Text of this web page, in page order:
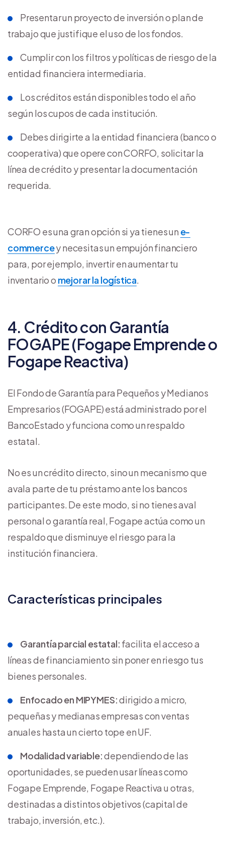
Presentar un proyecto de inversión o plan de
trabajo que justifique el uso de los fondos.
Cumplir con los filtros y políticas de riesgo de la
entidad financiera intermediaria.
Los créditos están disponibles todo el año
según los cupos de cada institución.
Debes dirigirte a la entidad financiera (banco o
cooperativa) que opere con CORFO, solicitar la
línea de crédito y presentar la documentación
requerida.
CORFO es una gran opción si ya tienes un e-
commercey necesitas un empujón financiero
para, por ejemplo, invertir en aumentar tu
inventario o mejorar la logística.
4. Crédito con Garantía
FOGAPE (Fogape Emprende o
Fogape Reactiva)
El Fondo de Garantía para Pequeños y Medianos
Empresarios (FOGAPE) está administrado por el
BancoEstado y funciona como un respaldo
estatal.
No es un crédito directo, sino un mecanismo que
avala parte de tu préstamo ante los bancos
participantes. De este modo, si no tienes aval
personal o garantía real, Fogape actúa como un
respaldo que disminuye el riesgo para la
institución financiera.
Características principales
Garantía parcial estatal: facilita el acceso a
líneas de financiamiento sin poner en riesgo tus
bienes personales.
Enfocado en MIPYMES:dirigido a micro,
pequeñas y medianas empresas con ventas
anuales hasta un cierto tope en UF.
Modalidad variable:dependiendo de las
oportunidades, se pueden usar líneas como
Fogape Emprende, Fogape Reactiva u otras,
destinadas a distintos objetivos (capital de
trabajo, inversión, etc.).